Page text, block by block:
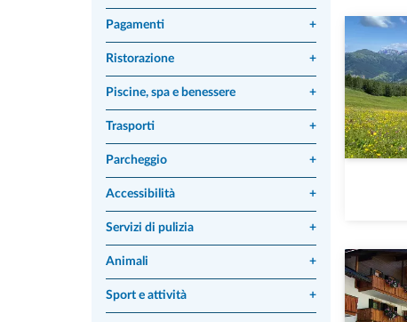
Pagamenti +
Ristorazione +
Piscine, spa e benessere +
Trasporti +
Parcheggio +
Accessibilità +
Servizi di pulizia +
Animali +
Sport e attività +